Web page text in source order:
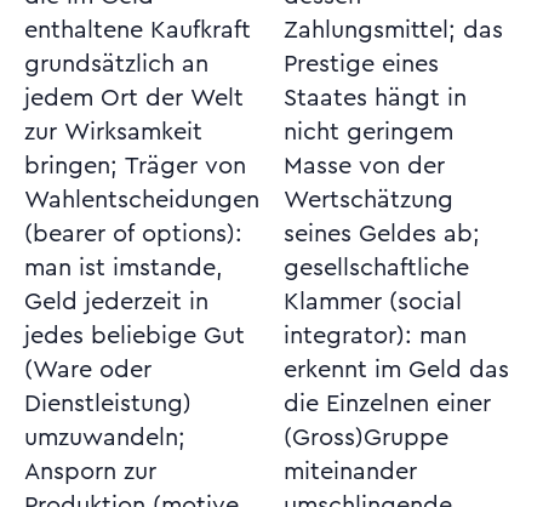
enthaltene Kaufkraft
grundsätzlich an
jedem Ort der Welt
zur Wirksamkeit
bringen; Träger von
Wahlentscheidungen
(bearer of options):
man ist imstande,
Geld jederzeit in
jedes beliebige Gut
(Ware oder
Dienstleistung)
umzuwandeln;
Ansporn zur
Zahlungsmittel; das
Prestige eines
Staates hängt in
nicht geringem
Masse von der
Wertschätzung
seines Geldes ab;
gesellschaftliche
Klammer (social
integrator): man
erkennt im Geld das
die Einzelnen einer
(Gross)Gruppe
miteinander